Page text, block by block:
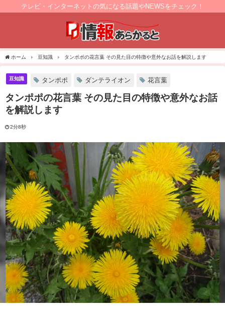
テレビ・インターネットの気になる話題やNEWSをチェック！
ホーム 豆知識 タンポポの花言葉 その見た目の特徴や意外なお話を解説します
豆知識 タンポポ ダンテライオン 花言葉
タンポポの花言葉 その見た目の特徴や意外なお話
を解説します
2分8秒